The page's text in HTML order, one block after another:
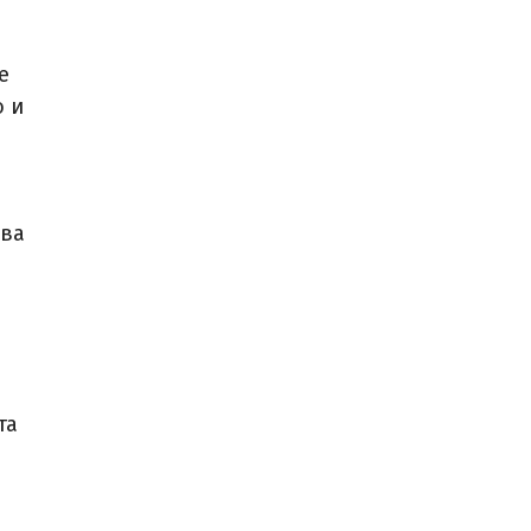
и